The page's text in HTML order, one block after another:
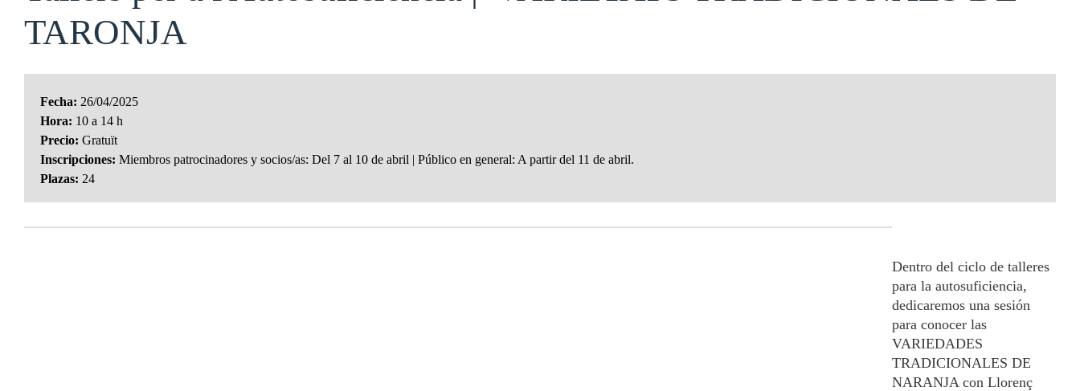
TARONJA
Fecha: 26/04/2025
Hora: 10 a 14 h
Precio: Gratuït
Inscripciones: Miembros patrocinadores y socios/as: Del 7 al 10 de abril | Público en general: A partir del 11 de abril.
Plazas: 24
Dentro del ciclo de talleres
para la autosuficiencia,
dedicaremos una sesión
para conocer las
VARIEDADES
TRADICIONALES DE
NARANJA con Llorenç